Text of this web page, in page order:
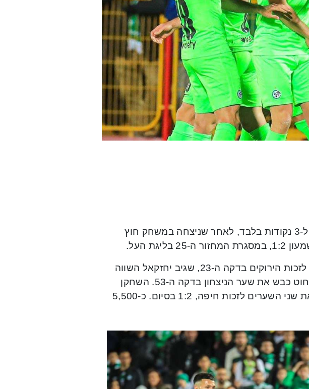
מכבי חיפה צימקה את הפער ממכבי ת”א ל-3 נקודות בלבד, לאחר שניצחה במשחק חוץ
העל.
ניקיטה רוקאביצה כבש את השער הראשון לזכות הירוקים בדקה ה-23, שגיב יחזקאל השווה
את התוצאה בדקה ה-28, אך יאניק ווילדסחוט כבש את שער הניצחון בדקה ה-53. השחקן
המצטיין במשחק היה צ’יירון שרי שבישל את שני השערים לזכות חיפה, 1:2 בסיום. כ-5,500